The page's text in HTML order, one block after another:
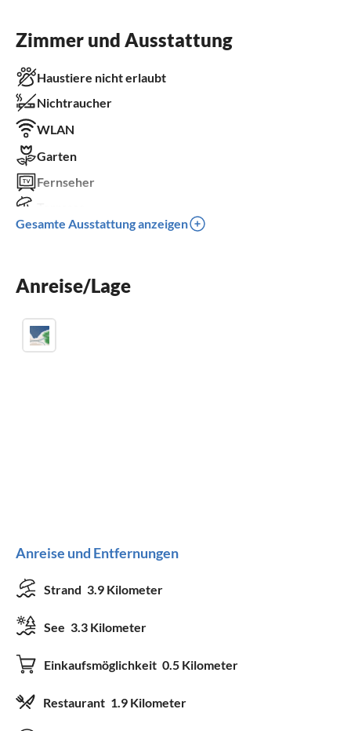
Zimmer und Ausstattung
Haustiere nicht erlaubt
Nichtraucher
WLAN
Garten
Fernseher
Spülmaschine
Kinderbett
Gesamte Ausstattung anzeigen
Anreise/Lage
Anreise und Entfernungen
Strand 3.9 Kilometer
See 3.3 Kilometer
Einkaufsmöglichkeit 0.5 Kilometer
Restaurant 1.9 Kilometer